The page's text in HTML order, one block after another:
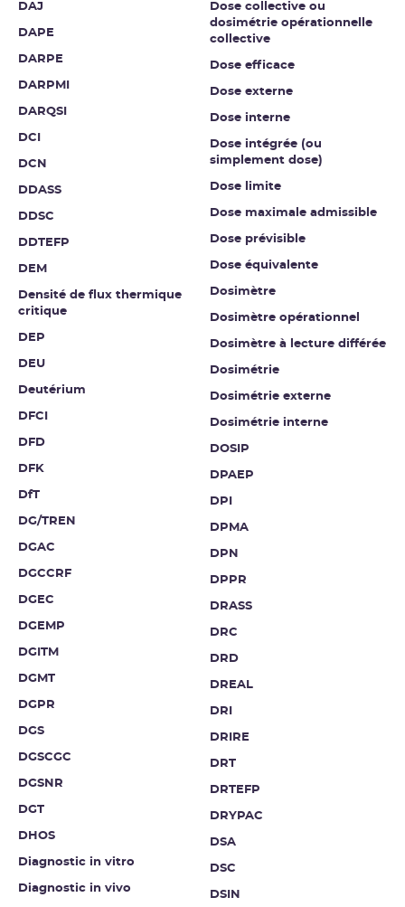
DAJ
DAPE
DARPE
DARPMI
DARQSI
DCI
DCN
DDASS
DDSC
DDTEFP
DEM
Densité de flux thermique
critique
DEP
DEU
Deutérium
DFCI
DFD
DFK
DfT
DG/TREN
DGAC
DGCCRF
DGEC
DGEMP
DGITM
DGMT
DGPR
DGS
DGSCGC
DGSNR
DGT
DHOS
Diagnostic in vitro
Diagnostic in vivo
Dose collective ou
dosimétrie opérationnelle
collective
Dose efficace
Dose externe
Dose interne
Dose intégrée (ou
simplement dose)
Dose limite
Dose maximale admissible
Dose prévisible
Dose équivalente
Dosimètre
Dosimètre opérationnel
Dosimètre à lecture différée
Dosimétrie
Dosimétrie externe
Dosimétrie interne
DOSIP
DPAEP
DPI
DPMA
DPN
DPPR
DRASS
DRC
DRD
DREAL
DRI
DRIRE
DRT
DRTEFP
DRYPAC
DSA
DSC
DSIN